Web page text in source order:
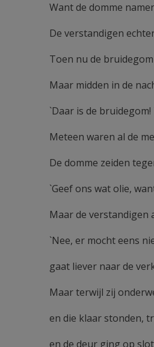
Want de domme
De verstandigen
Toen nu de
Maar midden in de
`Daar is de
Meteen waren al de
De domme zeiden
`Geef ons wat olie,
Maar de verstandigen
`Nee, er mocht eens
gaat liever naar de
Maar terwijl zij
en die klaar stonden,
en de deur ging op